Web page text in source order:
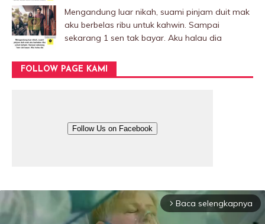
Mengandung luar nikah, suami pinjam duit mak
aku berbelas ribu untuk kahwin. Sampai
sekarang 1 sen tak bayar. Aku halau dia
FOLLOW PAGE KAMI
Follow Us on Facebook
arrow_forward_ios Baca selengkapnya